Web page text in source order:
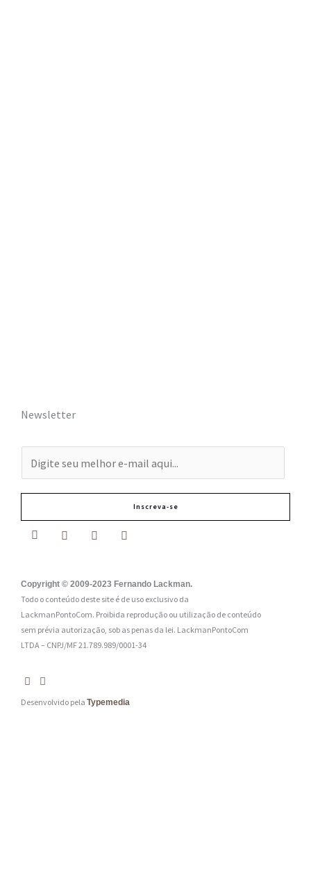
Newsletter
-
a
:
*
Inscreva-se
Copyright © 2009-2023 Fernando Lackman.
Todo o conteúdo deste site é de uso exclusivo da
LackmanPontoCom. Proibida reprodução ou utilização de conteúdo
sem prévia autorização, sob as penas da lei. LackmanPontoCom
LTDA – CNPJ/MF 21.789.989/0001-34
Desenvolvido pela Typemedia